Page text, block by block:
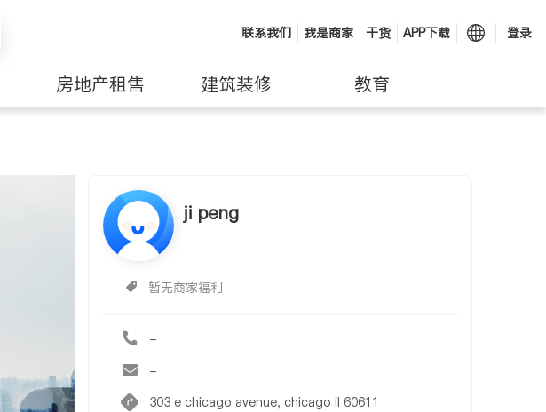
联系我们 我是商家 干货 APP下载 登录
房地产租售 建筑装修 教育
ji peng
暂无商家福利
-
-
303 e chicago avenue, chicago il 60611